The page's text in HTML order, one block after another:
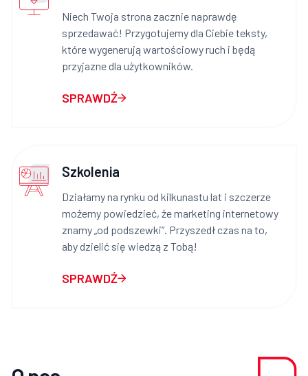
Niech Twoja strona zacznie naprawdę
sprzedawać! Przygotujemy dla Ciebie teksty,
które wygenerują wartościowy ruch i będą
przyjazne dla użytkowników.
SPRAWDŹ
Szkolenia
Działamy na rynku od kilkunastu lat i szczerze
możemy powiedzieć, że marketing internetowy
znamy „od podszewki”. Przyszedł czas na to,
aby dzielić się wiedzą z Tobą!
SPRAWDŹ